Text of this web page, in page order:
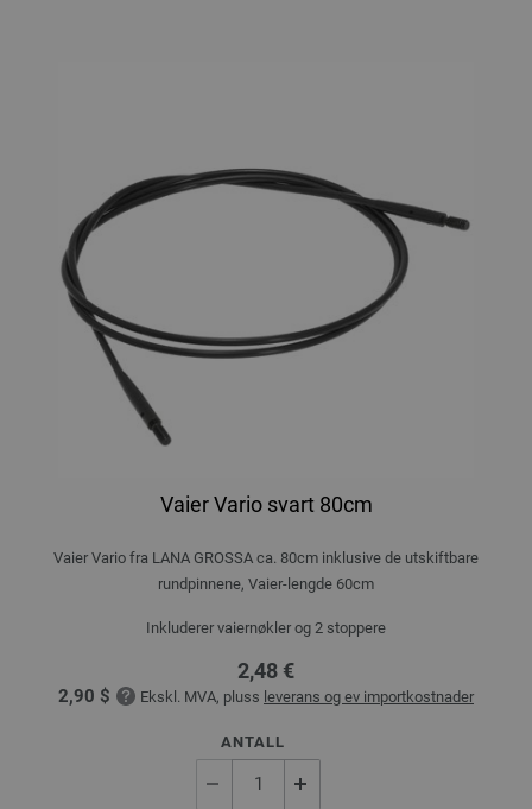
Vaier Vario svart 80cm
Vaier Vario fra LANA GROSSA ca. 80cm inklusive de utskiftbare
rundpinnene, Vaier-lengde 60cm
Inkluderer vaiernøkler og 2 stoppere
2,48 €
2,90 $ Ekskl. MVA, pluss leverans og ev importkostnader
ANTALL